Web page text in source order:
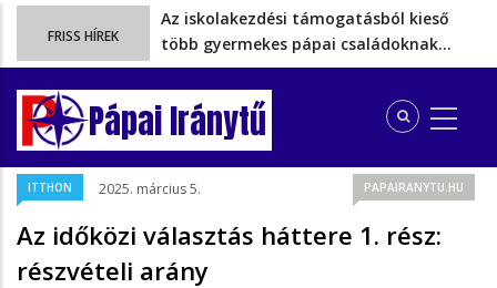
FRISS HÍREK
Az iskolakezdési támogatásból kieső
több gyermekes pápai családoknak…
Ezért szüntették meg valójában a
szén‑dioxid‑kvóta‑adót
Energiakrízis: Magyar Péter szerint még
hetekig nem lehet…
A spanyol enklávét elárasztják a
tengeren érkező migránsok
Magyar Péter megszólalásai
elszabadították a poklot
Pápai Iránytű
ITTHON 2025. március 5. PAPAIRANYTU.HU
Az időközi választás háttere 1. rész:
részvételi arány